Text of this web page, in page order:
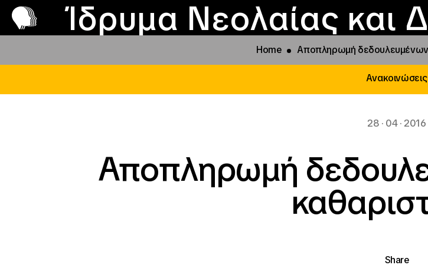
Ίδρυμα Νεολαίας και
Το
ΠρογράμματαΝέα
Home Αποπληρωμή
Ανακοινώσεις
28 · 04 · 2016
Αποπληρωμή
Share